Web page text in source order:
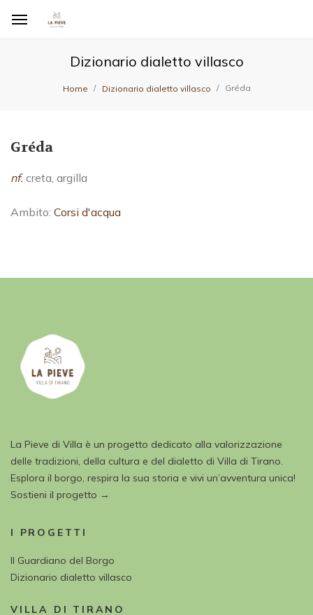
Dizionario dialetto villasco
Home Dizionario dialetto villasco Gréda
Gréda
nf. creta, argilla
Ambito: Corsi d'acqua
La Pieve di Villa è un progetto dedicato alla valorizzazione
delle tradizioni, della cultura e del dialetto di Villa di Tirano.
Esplora il borgo, respira la sua storia e vivi un’avventura unica!
Sostieni il progetto →
I PROGETTI
Il Guardiano del Borgo
Dizionario dialetto villasco
VILLA DI TIRANO